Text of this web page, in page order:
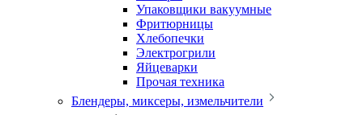
Упаковщики вакуумные
Фритюрницы
Хлебопечки
Электрогрили
Яйцеварки
Прочая техника
Блендеры, миксеры, измельчители